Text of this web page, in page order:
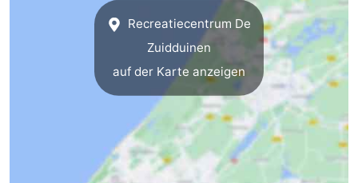
Recreatiecentrum De
Zuidduinen
auf der Karte anzeigen